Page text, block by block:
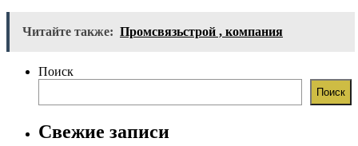
Читайте также: Промсвязьстрой , компания
Поиск
Поиск
Свежие записи